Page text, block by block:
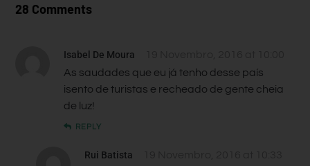
28 Comments
Isabel De Moura
As saudades que eu já tenho desse país
isento de turistas e recheado de gente cheia
de luz!
REPLY
Rui Batista